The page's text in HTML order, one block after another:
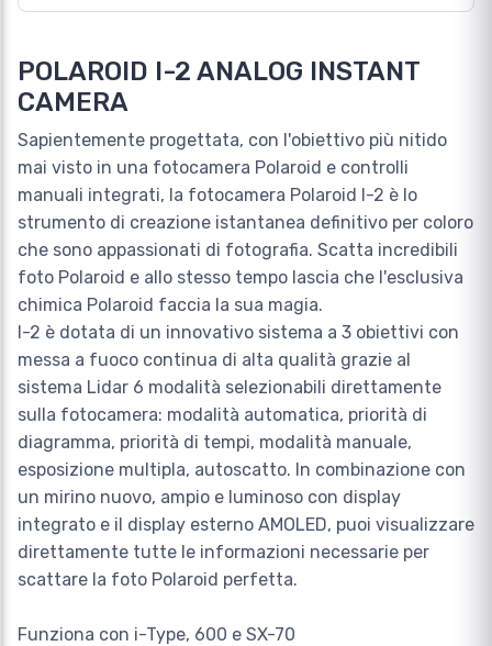
POLAROID I-2 ANALOG INSTANT
CAMERA
Sapientemente progettata, con l'obiettivo più nitido
mai visto in una fotocamera Polaroid e controlli
manuali integrati, la fotocamera Polaroid I-2 è lo
strumento di creazione istantanea definitivo per coloro
che sono appassionati di fotografia. Scatta incredibili
foto Polaroid e allo stesso tempo lascia che l'esclusiva
chimica Polaroid faccia la sua magia.
I-2 è dotata di un innovativo sistema a 3 obiettivi con
messa a fuoco continua di alta qualità grazie al
sistema Lidar 6 modalità selezionabili direttamente
sulla fotocamera: modalità automatica, priorità di
diagramma, priorità di tempi, modalità manuale,
esposizione multipla, autoscatto. In combinazione con
un mirino nuovo, ampio e luminoso con display
integrato e il display esterno AMOLED, puoi visualizzare
direttamente tutte le informazioni necessarie per
scattare la foto Polaroid perfetta.
Funziona con i-Type, 600 e SX-70